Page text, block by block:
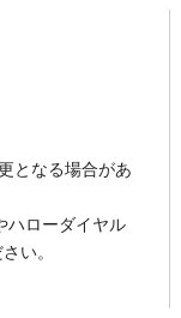
となる場合があ
ハローダイヤル
い。